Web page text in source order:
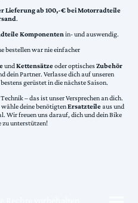
Lieferung ab 100,-€ bei Motorradteile
.
Komponentenin- und auswendig.
bestellen war nie einfacher
undKettensätzeoder optischesZubehör
dein Partner. Verlasse dich auf unseren
gerüstet in die nächste Saison.
– das ist unser Versprechen an dich.
wähle deine benötigtenErsatzteileaus und
Wir freuen uns darauf, dich und dein Bike
zu unterstützen!